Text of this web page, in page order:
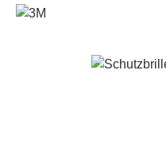
Bildergalerie überspringen